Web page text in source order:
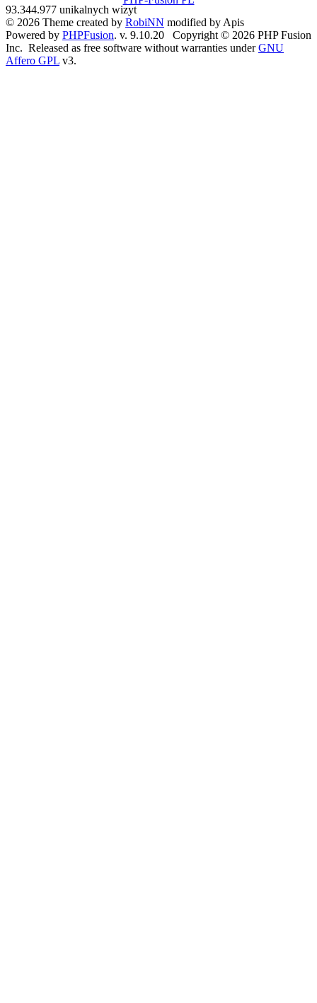
93.344.977 unikalnych wizyt
© 2026 Theme created by RobiNN modified by Apis
Powered by PHPFusion. v. 9.10.20 Copyright © 2026 PHP Fusion
Inc. Released as free software without warranties underGNU
Affero GPL v3.